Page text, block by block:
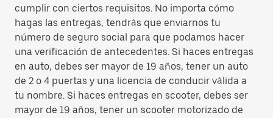
cumplir con ciertos requisitos. No importa cómo
hagas las entregas, tendrás que enviarnos tu
número de seguro social para que podamos hacer
una verificación de antecedentes. Si haces entregas
en auto, debes ser mayor de 19 años, tener un auto
de 2 o 4 puertas y una licencia de conducir válida a
tu nombre. Si haces entregas en scooter, debes ser
mayor de 19 años, tener un scooter motorizado de